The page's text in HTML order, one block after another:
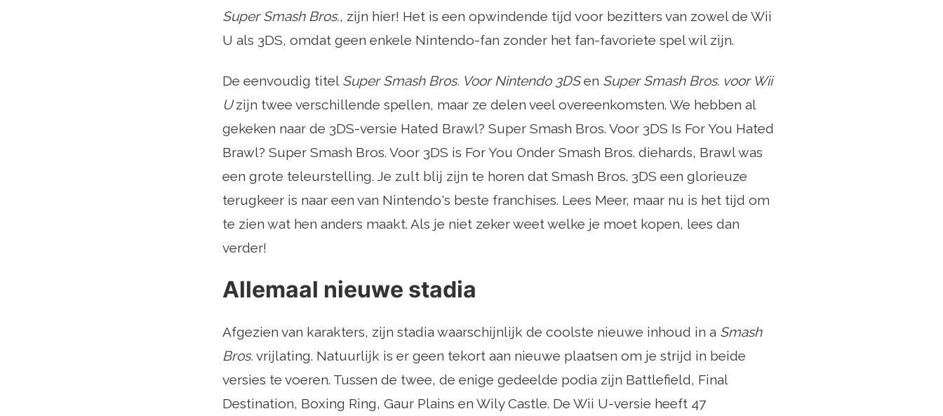
Super Smash Bros., zijn hier! Het is een opwindende tijd voor bezitters van zowel de Wii
U als 3DS, omdat geen enkele Nintendo-fan zonder het fan-favoriete spel wil zijn.
De eenvoudig titel Super Smash Bros. Voor Nintendo 3DSen Super Smash Bros. voor Wii
Uzijn twee verschillende spellen, maar ze delen veel overeenkomsten. We hebben al
gekeken naar de 3DS-versie Hated Brawl? Super Smash Bros. Voor 3DS Is For You Hated
Brawl? Super Smash Bros. Voor 3DS is For You Onder Smash Bros. diehards, Brawl was
een grote teleurstelling. Je zult blij zijn te horen dat Smash Bros. 3DS een glorieuze
terugkeer is naar een van Nintendo's beste franchises. Lees Meer, maar nu is het tijd om
te zien wat hen anders maakt. Als je niet zeker weet welke je moet kopen, lees dan
verder!
Allemaal nieuwe stadia
Afgezien van karakters, zijn stadia waarschijnlijk de coolste nieuwe inhoud in a Smash
Bros. vrijlating. Natuurlijk is er geen tekort aan nieuwe plaatsen om je strijd in beide
versies te voeren. Tussen de twee, de enige gedeelde podia zijn Battlefield, Final
Destination, Boxing Ring, Gaur Plains en Wily Castle. De Wii U-versie heeft 47